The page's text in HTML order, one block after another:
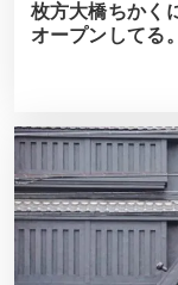
枚方大橋ちかく
オープンしてる